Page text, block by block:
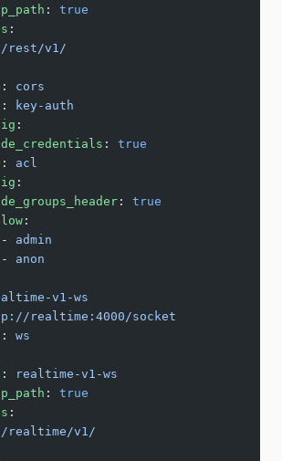
: true
:
/rest/v1/
: cors
:
key-auth
:
: true
: acl
:
: true
:
admin
anon
v1-ws
realtime:4000/socket
: ws
:
realtime-v1-ws
: true
:
/realtime/v1/